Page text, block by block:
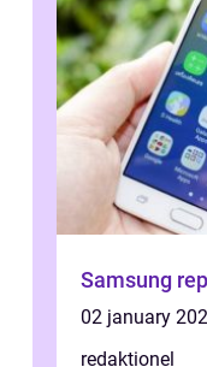
Samsung
02 january
redaktionel